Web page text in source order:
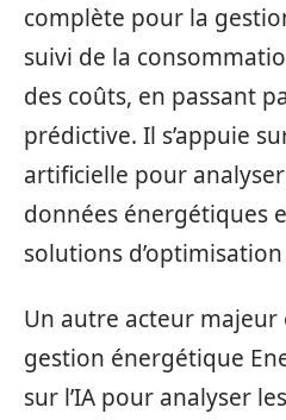
complète pour la
suivi de la
des coûts, en passant
prédictive. Il s’appuie
artificielle pour
données énergétiques
solutions
Un autre acteur majeur
gestion énergétique
sur l’IA pour analyser